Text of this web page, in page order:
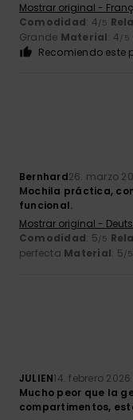
Mostrar original -
Comodidad: 4/5
Grande Material: 4/5
Recomiendo este
Bernhard26. marzo
Mochila práctica,
funcional.
Mostrar original -
Comodidad: 5/5
perfecta Material: 5/5
JULIEN14. febrero 2026
Mucho peor que la
compartimentos,